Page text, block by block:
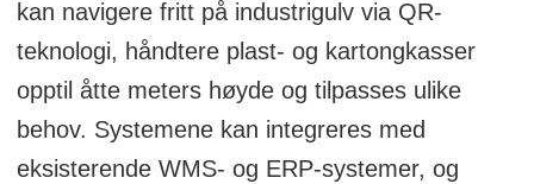
kan navigere fritt på industrigulv via QR-
teknologi, håndtere plast- og kartongkasser
opptil åtte meters høyde og tilpasses ulike
behov. Systemene kan integreres med
eksisterende WMS- og ERP-systemer, og